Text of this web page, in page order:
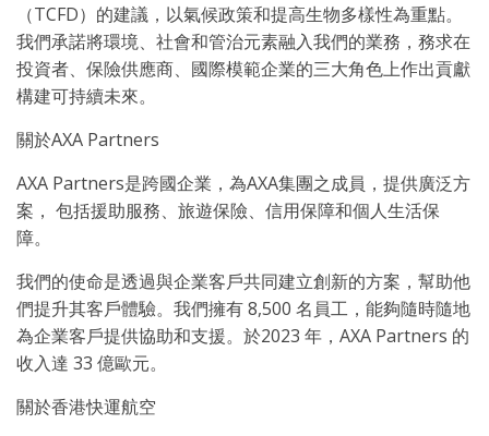
（TCFD）的建議，以氣候政策和提高生物多樣性為重點。
我們承諾將環境、社會和管治元素融入我們的業務，務求在
投資者、保險供應商、國際模範企業的三大角色上作出貢獻
構建可持續未來。
關於AXA Partners
AXA Partners是跨國企業，為AXA集團之成員，提供廣泛方
案， 包括援助服務、旅遊保險、信用保障和個人生活保
障。
我們的使命是透過與企業客戶共同建立創新的方案，幫助他
們提升其客戶體驗。我們擁有 8,500 名員工，能夠隨時隨地
為企業客戶提供協助和支援。於2023 年，AXA Partners 的
收入達 33 億歐元。
關於香港快運航空